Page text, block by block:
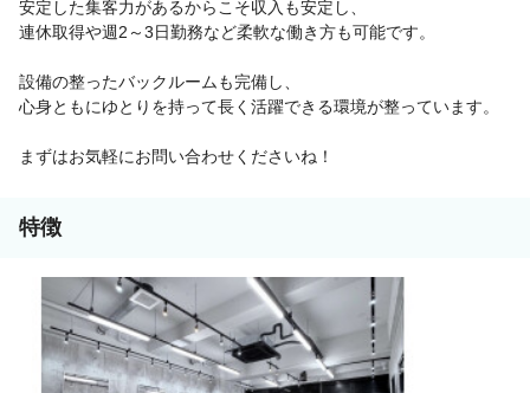
安定した集客力があるからこそ収入も安定し、
連休取得や週2～3日勤務など柔軟な働き方も可能です。
設備の整ったバックルームも完備し、
心身ともにゆとりを持って長く活躍できる環境が整っています。
まずはお気軽にお問い合わせくださいね！
特徴